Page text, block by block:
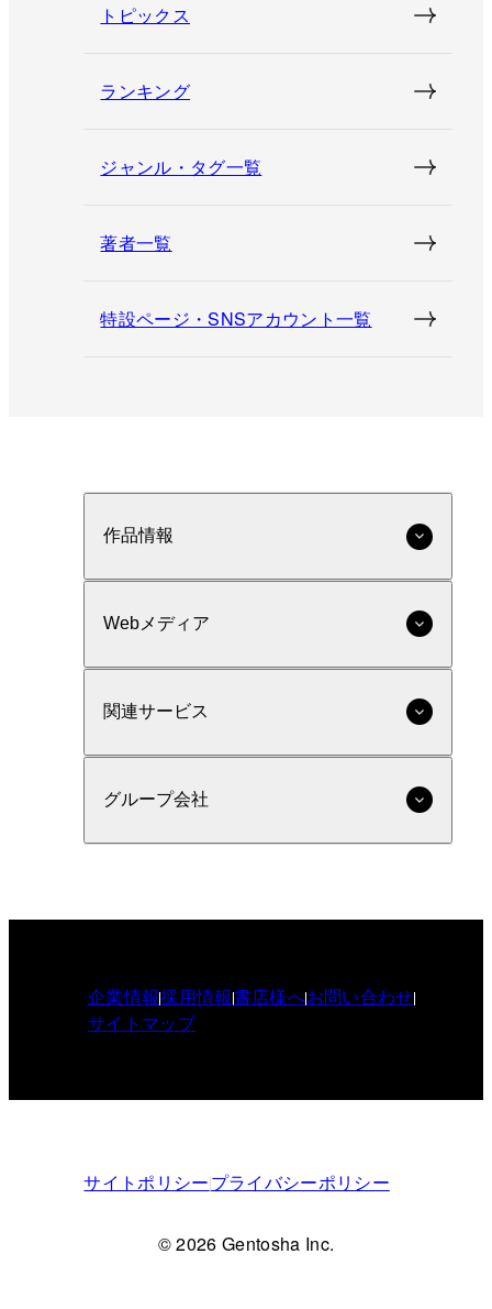
トピックス
ランキング
ジャンル・タグ一覧
著者一覧
特設ページ・SNSアカウント一覧
作品情報
Webメディア
関連サービス
グループ会社
企業情報採用情報書店様へお問い合わせ
サイトマップ
サイトポリシープライバシーポリシー
© 2026 Gentosha Inc.